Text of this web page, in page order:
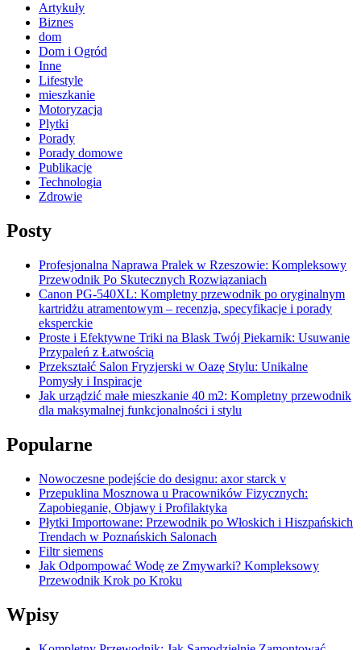
Artykuły
Biznes
dom
Dom i Ogród
Inne
Lifestyle
mieszkanie
Motoryzacja
Plytki
Porady
Porady domowe
Publikacje
Technologia
Zdrowie
Posty
Profesjonalna Naprawa Pralek w Rzeszowie: Kompleksowy
Przewodnik Po Skutecznych Rozwiązaniach
Canon PG-540XL: Kompletny przewodnik po oryginalnym
kartridżu atramentowym – recenzja, specyfikacje i porady
eksperckie
Proste i Efektywne Triki na Blask Twój Piekarnik: Usuwanie
Przypaleń z Łatwością
Przekształć Salon Fryzjerski w Oazę Stylu: Unikalne
Pomysły i Inspiracje
Jak urządzić małe mieszkanie 40 m2: Kompletny przewodnik
dla maksymalnej funkcjonalności i stylu
Popularne
Nowoczesne podejście do designu: axor starck v
Przepuklina Mosznowa u Pracowników Fizycznych:
Zapobieganie, Objawy i Profilaktyka
Płytki Importowane: Przewodnik po Włoskich i Hiszpańskich
Trendach w Poznańskich Salonach
Filtr siemens
Jak Odpompować Wodę ze Zmywarki? Kompleksowy
Przewodnik Krok po Kroku
Wpisy